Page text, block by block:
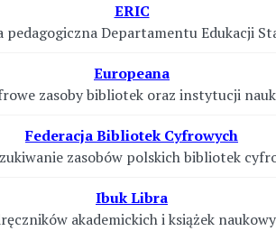
ERIC
Departamentu Edukacji
Europeana
zasoby bibliotek oraz instytucji
Federacja Bibliotek Cyfrowych
zasobów polskich bibliotek
Ibuk Libra
akademickich i książek